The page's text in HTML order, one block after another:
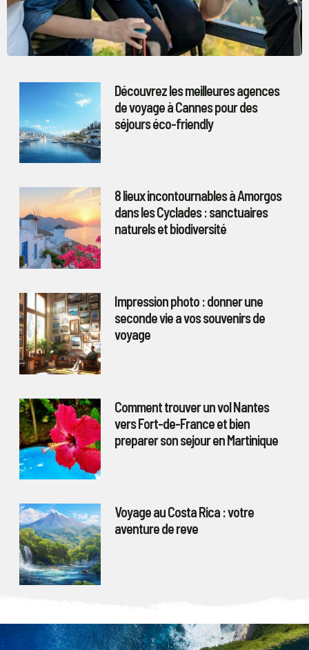
Découvrez les meilleures agences
de voyage à Cannes pour des
séjours éco-friendly
8 lieux incontournables à Amorgos
dans les Cyclades : sanctuaires
naturels et biodiversité
Impression photo : donner une
seconde vie a vos souvenirs de
voyage
Comment trouver un vol Nantes
vers Fort-de-France et bien
preparer son sejour en Martinique
Voyage au Costa Rica : votre
aventure de reve